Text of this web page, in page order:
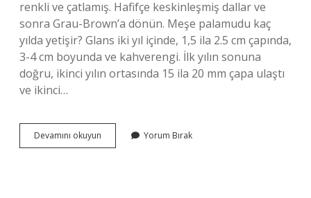
renkli ve çatlamış. Hafifçe keskinleşmiş dallar ve
sonra Grau-Brown’a dönün. Meşe palamudu kaç
yılda yetişir? Glans iki yıl içinde, 1,5 ila 2.5 cm çapında,
3-4 cm boyunda ve kahverengi. İlk yılın sonuna
doğru, ikinci yılın ortasında 15 ila 20 mm çapa ulaştı
ve ikinci…
Devamını okuyun
Ağacı
Yorum Bırak